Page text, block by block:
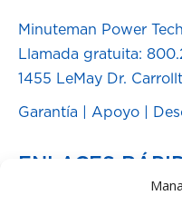
Minuteman Power
Llamada gratuita:
1455 LeMay Dr.
Garantía Apoyo
ENLACES